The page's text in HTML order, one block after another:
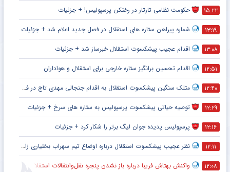
۱۵:۲۲ حکومت نظامی تارتار در رختکن پرسپولیس! + جزئیات
۱۳:۱۹ شماره پیراهن ستاره های استقلال در فصل جدید اعلام شد + جزئیات
۱۳:۰۸ اقدام عجیب پیشکسوت استقلال خبرساز شد + جزئیات
۱۲:۵۱ اقدام تحسین برانگیز ستاره خارجی برای استقلال و هواداران
۱۲:۴۰ متلک سنگین پیشکسوت استقلال به اقدام جنجالی مهدی تاج در فدراسیون فوتبال
۱۲:۲۹ توصیه حیاتی پیشکسوت پرسپولیس به ستاره های سرخ + جزئیات
۱۲:۱۶ پرسپولیس پدیده جوان لیگ برتر را شکار کرد + جزئیات
۱۲:۱۱ نظر عجیب پیشکسوت استقلال درباره اوضاع تیم سهراب بختیاری زاده + جزئیات
۱۲:۰۸ واکنش بهتاش فریبا درباره باز نشدن پنجره نقل‌وانتقالات استقلال